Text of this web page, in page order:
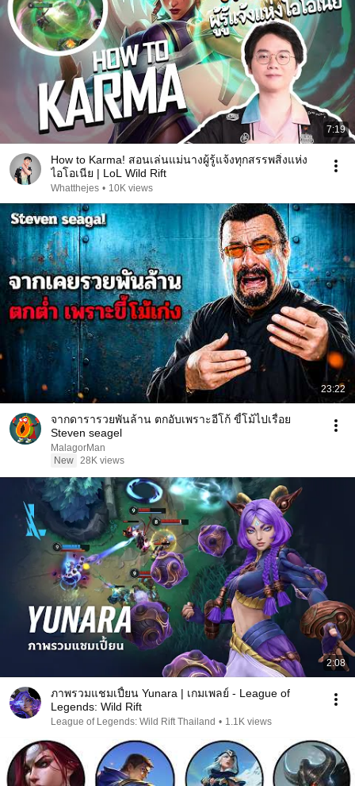
7:19
How to Karma! สอนเล่นแม่นางผู้รู้แจ้งทุกสรรพสิ่งแห่ง
ไอโอเนีย | LoL Wild Rift
Whatthejes • 10K views
23:22
จากดารารวยพันล้าน ตกอับเพราะอีโก้ ขี้โม้ไปเรื่อย
Steven seagel
MalagorMan
New 28K views
2:08
ภาพรวมแชมเปี้ยน Yunara | เกมเพลย์ - League of
Legends: Wild Rift
League of Legends: Wild Rift Thailand • 1.1K views